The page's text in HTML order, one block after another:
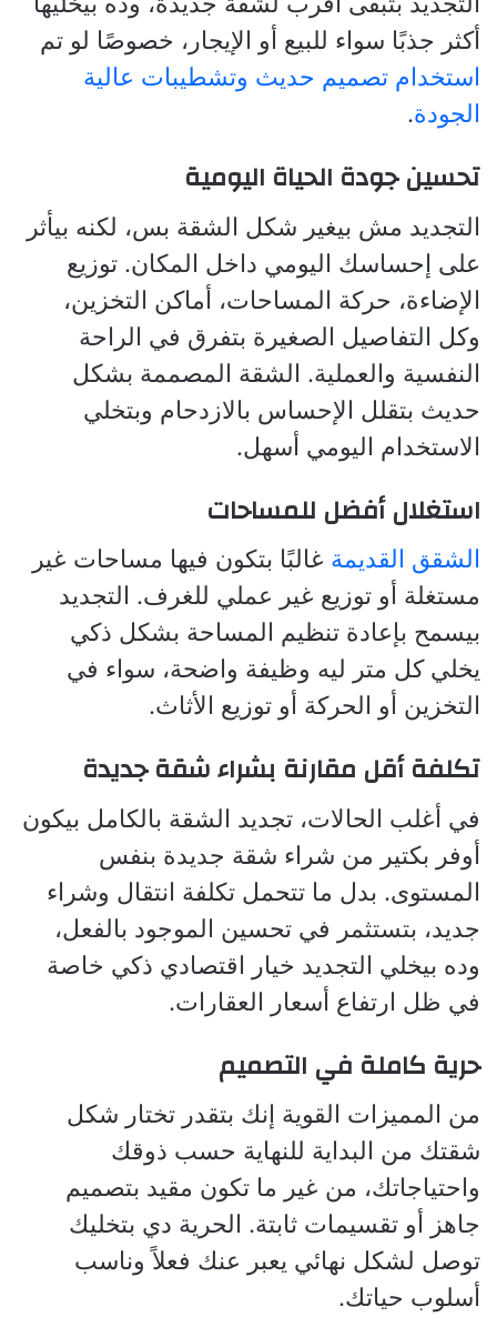
أكثر جذبًا سواء للبيع أو الإيجار، خصوصًا لو تم
استخدام تصميم حديث وتشطيبات عالية
الجودة.
تحسين جودة الحياة اليومية
التجديد مش بيغير شكل الشقة بس، لكنه بيأثر
على إحساسك اليومي داخل المكان. توزيع
الإضاءة، حركة المساحات، أماكن التخزين،
وكل التفاصيل الصغيرة بتفرق في الراحة
النفسية والعملية. الشقة المصممة بشكل
حديث بتقلل الإحساس بالازدحام وبتخلي
الاستخدام اليومي أسهل.
استغلال أفضل للمساحات
الشقق القديمة غالبًا بتكون فيها مساحات غير
مستغلة أو توزيع غير عملي للغرف. التجديد
بيسمح بإعادة تنظيم المساحة بشكل ذكي
يخلي كل متر ليه وظيفة واضحة، سواء في
التخزين أو الحركة أو توزيع الأثاث.
تكلفة أقل مقارنة بشراء شقة جديدة
في أغلب الحالات، تجديد الشقة بالكامل بيكون
أوفر بكتير من شراء شقة جديدة بنفس
المستوى. بدل ما تتحمل تكلفة انتقال وشراء
جديد، بتستثمر في تحسين الموجود بالفعل،
وده بيخلي التجديد خيار اقتصادي ذكي خاصة
في ظل ارتفاع أسعار العقارات.
حرية كاملة في التصميم
من المميزات القوية إنك بتقدر تختار شكل
شقتك من البداية للنهاية حسب ذوقك
واحتياجاتك، من غير ما تكون مقيد بتصميم
جاهز أو تقسيمات ثابتة. الحرية دي بتخليك
توصل لشكل نهائي يعبر عنك فعلاً وناسب
أسلوب حياتك.